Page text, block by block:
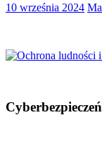
10 września 2024